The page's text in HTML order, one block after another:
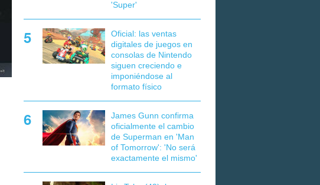
'Super'
Oficial: las ventas
digitales de juegos en
consolas de Nintendo
siguen creciendo e
imponiéndose al
formato físico
James Gunn confirma
oficialmente el cambio
de Superman en 'Man
of Tomorrow': 'No será
exactamente el mismo'